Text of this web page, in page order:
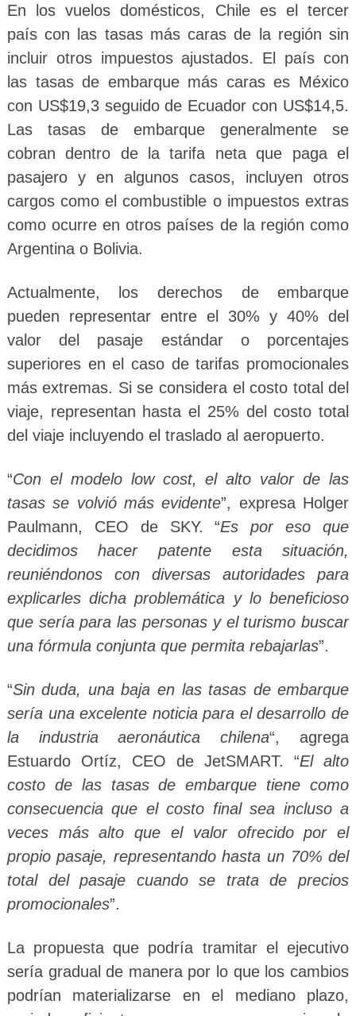
En los vuelos domésticos, Chile es el tercer
país con las tasas más caras de la región sin
incluir otros impuestos ajustados. El país con
las tasas de embarque más caras es México
con US$19,3 seguido de Ecuador con US$14,5.
Las tasas de embarque generalmente se
cobran dentro de la tarifa neta que paga el
pasajero y en algunos casos, incluyen otros
cargos como el combustible o impuestos extras
como ocurre en otros países de la región como
Argentina o Bolivia.
Actualmente, los derechos de embarque
pueden representar entre el 30% y 40% del
valor del pasaje estándar o porcentajes
superiores en el caso de tarifas promocionales
más extremas. Si se considera el costo total del
viaje, representan hasta el 25% del costo total
del viaje incluyendo el traslado al aeropuerto.
“Con el modelo low cost, el alto valor de las
tasas se volvió más evidente”, expresa Holger
Paulmann, CEO de SKY. “Es por eso que
decidimos hacer patente esta situación,
reuniéndonos con diversas autoridades para
explicarles dicha problemática y lo beneficioso
que sería para las personas y el turismo buscar
una fórmula conjunta que permita rebajarlas”.
“Sin duda, una baja en las tasas de embarque
sería una excelente noticia para el desarrollo de
la industria aeronáutica chilena“, agrega
Estuardo Ortíz, CEO de JetSMART. “El alto
costo de las tasas de embarque tiene como
consecuencia que el costo final sea incluso a
veces más alto que el valor ofrecido por el
propio pasaje, representando hasta un 70% del
total del pasaje cuando se trata de precios
promocionales”.
La propuesta que podría tramitar el ejecutivo
sería gradual de manera por lo que los cambios
podrían materializarse en el mediano plazo,